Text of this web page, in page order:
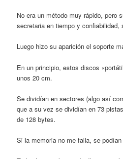
No era un método muy rápido, pero
secretaria en tiempo y confiabilidad,
Luego hizo su aparición el soporte
En un principio, estos discos
unos 20 cm.
Se dividían en sectores (algo así
que a su vez se dividían en 73
de 128 bytes.
Si la memoria no me falla, se